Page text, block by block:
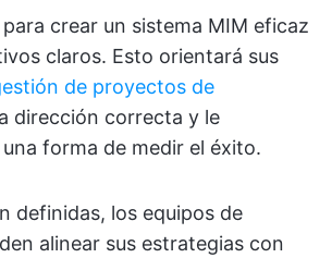
crear un sistema MIM eficaz
claros. Esto orientará sus
de proyectos de
dirección correcta y le
forma de medir el éxito.
definidas, los equipos de
alinear sus estrategias con